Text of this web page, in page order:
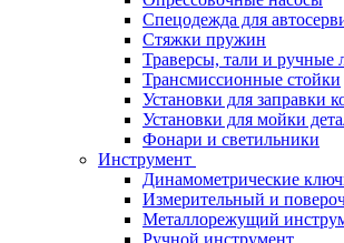
Спецодежда для
Стяжки пружин
Траверсы, тали и ручные
Трансмиссионные стойки
Установки для заправки
Установки для мойки
Фонари и светильники
Инструмент
Динамометрические
Измерительный и
Металлорежущий
Ручной инструмент